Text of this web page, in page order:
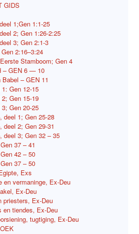
GIDS
1;Gen 1:1-25
2; Gen 1:26-2:25
3; Gen 2:1-3
2:16–3:24
Stamboom; Gen 4
– GEN 6 — 10
Babel – GEN 11
Gen 12-15
Gen 15-19
Gen 20-25
deel 1; Gen 25-28
deel 2; Gen 29-31
deel 3; Gen 32 – 35
37 – 41
42 – 50
37 – 50
Exs
en vermaninge, Ex-Deu
Ex-Deu
priesters, Ex-Deu
en tiendes, Ex-Deu
tugtiging, Ex-Deu